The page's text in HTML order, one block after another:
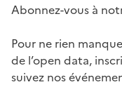
Abonnez-vous à
Pour ne rien
de l’open data,
suivez nos